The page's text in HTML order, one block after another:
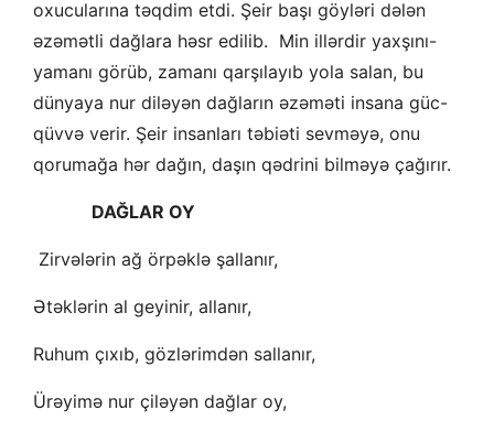
oxucularına təqdim etdi. Şeir başı göyləri dələn
əzəmətli dağlara həsr edilib. Min illərdir yaxşını-
yamanı görüb, zamanı qarşılayıb yola salan, bu
dünyaya nur diləyən dağların əzəməti insana güc-
qüvvə verir. Şeir insanları təbiəti sevməyə, onu
qorumağa hər dağın, daşın qədrini bilməyə çağırır.
DAĞLAR OY
Zirvələrin ağ örpəklə şallanır,
Ətəklərin al geyinir, allanır,
Ruhum çıxıb, gözlərimdən sallanır,
Ürəyimə nur çiləyən dağlar oy,